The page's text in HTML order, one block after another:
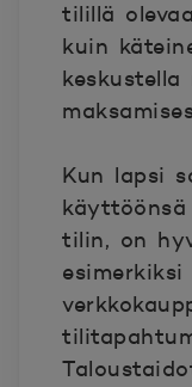
tilillä
kuin
keskustella
Kun lapsi
tilin, on